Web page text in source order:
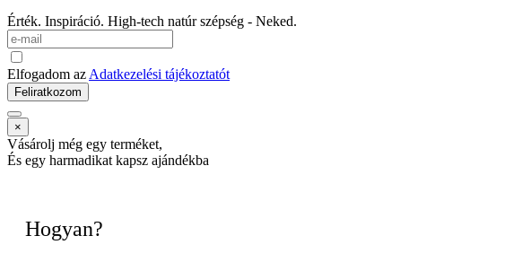
Érték. Inspiráció. High-tech natúr szépség - Neked.
Elfogadom az Adatkezelési tájékoztatót
Feliratkozom
×
Vásárolj még egy terméket,
És egy harmadikat kapsz ajándékba
Hogyan?